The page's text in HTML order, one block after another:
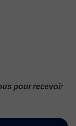
pour recevoir